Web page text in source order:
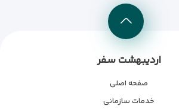
اردیبهشت سفر
صفحه اصلی
خدمات سازمانی